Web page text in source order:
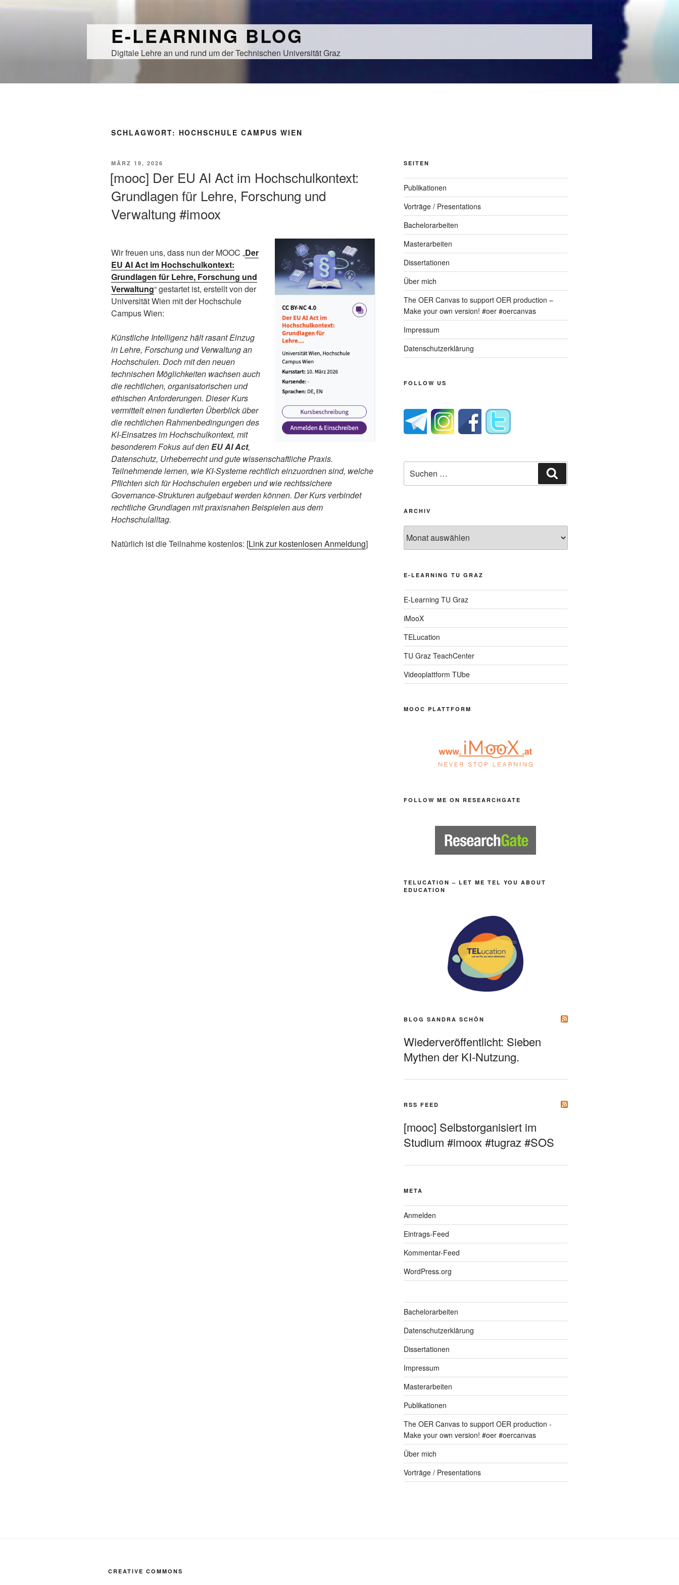
E-LEARNING BLOG
Digitale Lehre an und rund um der Technischen Universität Graz
SCHLAGWORT: HOCHSCHULE CAMPUS WIEN
VERÖFFENTLICHT
MÄRZ 19, 2026
[mooc] Der EU AI Act im Hochschulkontext:
Grundlagen für Lehre, Forschung und
Verwaltung #imoox
Wir freuen uns, dass nun der MOOC „Der
EU AI Act im Hochschulkontext:
Grundlagen für Lehre, Forschung und
Verwaltung“ gestartet ist, erstellt von der
Universität Wien mit der Hochschule
Campus Wien:
Künstliche Intelligenz hält rasant Einzug
in Lehre, Forschung und Verwaltung an
Hochschulen. Doch mit den neuen
technischen Möglichkeiten wachsen auch
die rechtlichen, organisatorischen und
ethischen Anforderungen. Dieser Kurs
vermittelt einen fundierten Überblick über
die rechtlichen Rahmenbedingungen des
KI-Einsatzes im Hochschulkontext, mit
besonderem Fokus auf denEU AI Act,
Datenschutz, Urheberrecht und gute wissenschaftliche Praxis.
Teilnehmende lernen, wie KI-Systeme rechtlich einzuordnen sind, welche
Pflichten sich für Hochschulen ergeben und wie rechtssichere
Governance-Strukturen aufgebaut werden können. Der Kurs verbindet
rechtliche Grundlagen mit praxisnahen Beispielen aus dem
Hochschulalltag.
Natürlich ist die Teilnahme kostenlos: [Link zur kostenlosen Anmeldung]
SEITEN
Publikationen
Vorträge / Presentations
Bachelorarbeiten
Masterarbeiten
Dissertationen
Über mich
The OER Canvas to support OER production –
Make your own version! #oer #oercanvas
Impressum
Datenschutzerklärung
FOLLOW US
nach:
ARCHIV
E-LEARNING TU GRAZ
E-Learning TU Graz
iMooX
TELucation
TU Graz TeachCenter
Videoplattform TUbe
MOOC PLATTFORM
FOLLOW ME ON RESEARCHGATE
TELUCATION – LET ME TEL YOU ABOUT
EDUCATION
BLOG SANDRA SCHÖN
Wiederveröffentlicht: Sieben
Mythen der KI-Nutzung.
RSS FEED
[mooc] Selbstorganisiert im
Studium #imoox #tugraz #SOS
META
Anmelden
Eintrags-Feed
Kommentar-Feed
WordPress.org
Bachelorarbeiten
Datenschutzerklärung
Dissertationen
Impressum
Masterarbeiten
Publikationen
The OER Canvas to support OER production -
Make your own version! #oer #oercanvas
Über mich
Vorträge / Presentations
CREATIVE COMMONS